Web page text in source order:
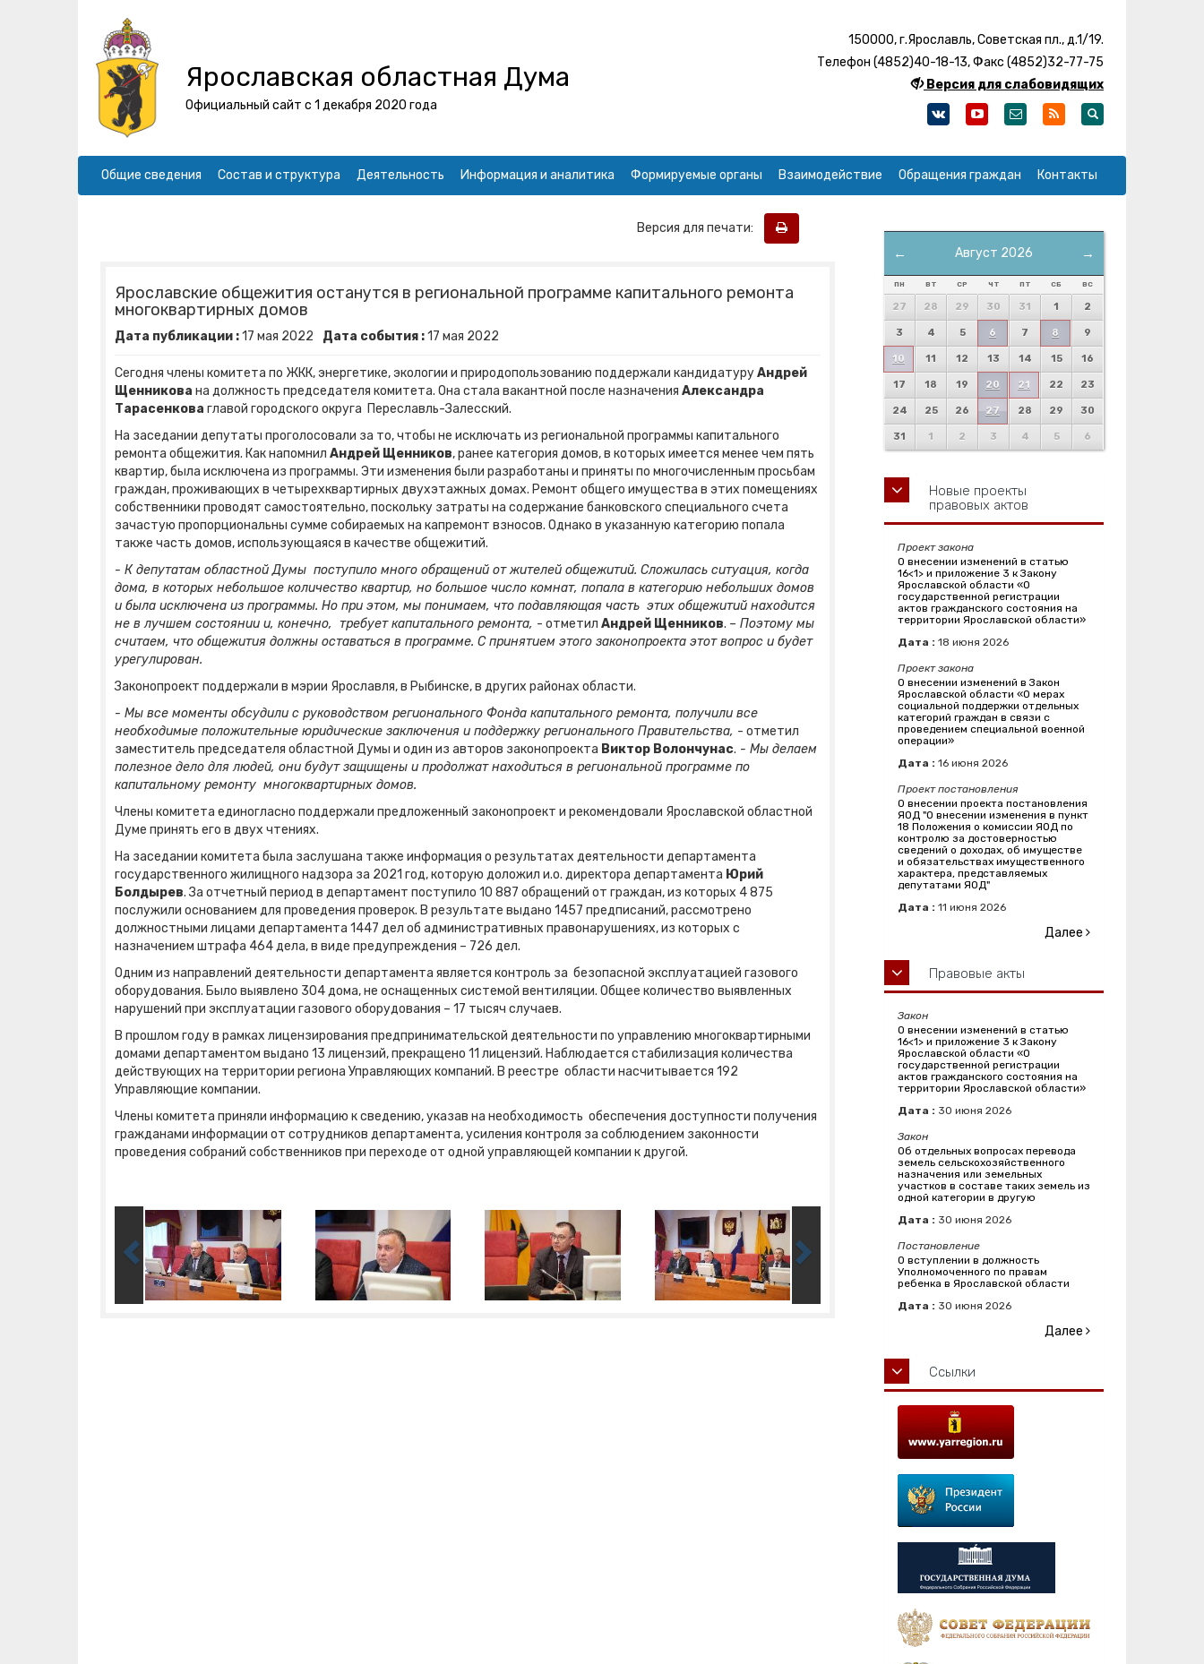
Ярославская областная Дума
Официальный сайт с 1 декабря 2020 года
150000, г.Ярославль, Советская пл., д.1/19.
Телефон (4852)40-18-13, Факс (4852)32-77-75
Версия для слабовидящих
Общие сведения Состав и структура Деятельность Информация и аналитика Формируемые органы Взаимодействие Обращения граждан Контакты
Версия для печати:
Ярославские общежития останутся в региональной программе капитального ремонта
многоквартирных домов
Дата публикации :17 мая 2022 Дата события :17 мая 2022
Сегодня члены комитета по ЖКК, энергетике, экологии и природопользованию поддержали кандидатуруАндрей
Щенникова на должность председателя комитета. Она стала вакантной после назначения Александра
Тарасенкова главой городского округа Переславль-Залесский.
На заседании депутаты проголосовали за то, чтобы не исключать из региональной программы капитального
ремонта общежития. Как напомнил Андрей Щенников, ранее категория домов, в которых имеется менее чем пять
квартир, была исключена из программы. Эти изменения были разработаны и приняты по многочисленным просьбам
граждан, проживающих в четырехквартирных двухэтажных домах. Ремонт общего имущества в этих помещениях
собственники проводят самостоятельно, поскольку затраты на содержание банковского специального счета
зачастую пропорциональны сумме собираемых на капремонт взносов. Однако в указанную категорию попала
также часть домов, использующаяся в качестве общежитий.
- К депутатам областной Думы поступило много обращений от жителей общежитий. Сложилась ситуация, когда
дома, в которых небольшое количество квартир, но большое число комнат, попала в категорию небольших домов
и была исключена из программы. Но при этом, мы понимаем, что подавляющая часть этих общежитий находится
не в лучшем состоянии и, конечно, требует капитального ремонта, - отметил Андрей Щенников. – Поэтому мы
считаем, что общежития должны оставаться в программе. С принятием этого законопроекта этот вопрос и будет
урегулирован.
Законопроект поддержали в мэрии Ярославля, в Рыбинске, в других районах области.
- Мы все моменты обсудили с руководством регионального Фонда капитального ремонта, получили все
необходимые положительные юридические заключения и поддержку регионального Правительства, - отметил
заместитель председателя областной Думы и один из авторов законопроекта Виктор Волончунас. - Мы делаем
полезное дело для людей, они будут защищены и продолжат находиться в региональной программе по
капитальному ремонту многоквартирных домов.
Члены комитета единогласно поддержали предложенный законопроект и рекомендовали Ярославской областной
Думе принять его в двух чтениях.
На заседании комитета была заслушана также информация о результатах деятельности департамента
государственного жилищного надзора за 2021 год, которую доложил и.о. директора департамента Юрий
Болдырев. За отчетный период в департамент поступило 10 887 обращений от граждан, из которых 4 875
послужили основанием для проведения проверок. В результате выдано 1457 предписаний, рассмотрено
должностными лицами департамента 1447 дел об административных правонарушениях, из которых с
назначением штрафа 464 дела, в виде предупреждения – 726 дел.
Одним из направлений деятельности департамента является контроль за безопасной эксплуатацией газового
оборудования. Было выявлено 304 дома, не оснащенных системой вентиляции. Общее количество выявленных
нарушений при эксплуатации газового оборудования – 17 тысяч случаев.
В прошлом году в рамках лицензирования предпринимательской деятельности по управлению многоквартирными
домами департаментом выдано 13 лицензий, прекращено 11 лицензий. Наблюдается стабилизация количества
действующих на территории региона Управляющих компаний. В реестре области насчитывается 192
Управляющие компании.
Члены комитета приняли информацию к сведению, указав на необходимость обеспечения доступности получения
гражданами информации от сотрудников департамента, усиления контроля за соблюдением законности
проведения собраний собственников при переходе от одной управляющей компании к другой.
← →
Август 2026
ПН ВТ СР ЧТ ПТ СБ ВС
27 28 29 30 31 1 2
3 4 5 6 7 8 9
10 11 12 13 14 15 16
17 18 19 20 21 22 23
24 25 26 27 28 29 30
31 1 2 3 4 5 6
Новые проекты
правовых актов
Проект закона
О внесении изменений в статью
16<1> и приложение 3 к Закону
Ярославской области «О
государственной регистрации
актов гражданского состояния на
территории Ярославской области»
Дата : 18 июня 2026
Проект закона
О внесении изменений в Закон
Ярославской области «О мерах
социальной поддержки отдельных
категорий граждан в связи с
проведением специальной военной
операции»
Дата : 16 июня 2026
Проект постановления
О внесении проекта постановления
ЯОД "О внесении изменения в пункт
18 Положения о комиссии ЯОД по
контролю за достоверностью
сведений о доходах, об имуществе
и обязательствах имущественного
характера, представляемых
депутатами ЯОД"
Дата : 11 июня 2026
Далее
Правовые акты
Закон
О внесении изменений в статью
16<1> и приложение 3 к Закону
Ярославской области «О
государственной регистрации
актов гражданского состояния на
территории Ярославской области»
Дата : 30 июня 2026
Закон
Об отдельных вопросах перевода
земель сельскохозяйственного
назначения или земельных
участков в составе таких земель из
одной категории в другую
Дата : 30 июня 2026
Постановление
О вступлении в должность
Уполномоченного по правам
ребенка в Ярославской области
Дата : 30 июня 2026
Далее
Ссылки